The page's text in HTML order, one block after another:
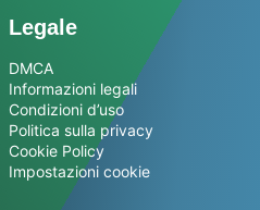
Legale
DMCA
Informazioni legali
Condizioni d’uso
Politica sulla privacy
Cookie Policy
Impostazioni cookie